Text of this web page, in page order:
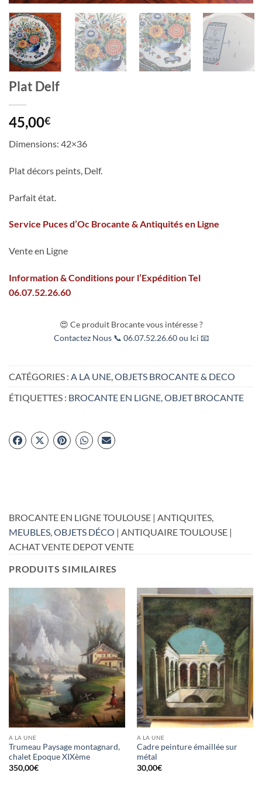
Plat Delf
45,00€
Dimensions: 42×36
Plat décors peints, Delf.
Parfait état.
Service Puces d’Oc Brocante & Antiquités en Ligne
Vente en Ligne
Information & Conditions pour l’Expédition Tel
06.07.52.26.60
😍 Ce produit Brocante vous intéresse ?
Contactez Nous 📞 06.07.52.26.60 ou Ici 📧
CATÉGORIES : A LA UNE OBJETS BROCANTE & DECO
ÉTIQUETTES : BROCANTE EN LIGNE OBJET BROCANTE
BROCANTE EN LIGNE TOULOUSE | ANTIQUITES,
MEUBLES,OBJETS DÉCO | ANTIQUAIRE TOULOUSE |
ACHAT VENTE DEPOT VENTE
PRODUITS SIMILAIRES
A LA UNE
Trumeau Paysage montagnard,
chalet Epoque XIXème
350,00€
A LA UNE
Cadre peinture émaillée sur
métal
30,00€